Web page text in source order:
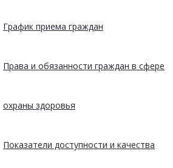
График приема граждан
Права и обязанности граждан в сфере
охраны здоровья
Показатели доступности и качества